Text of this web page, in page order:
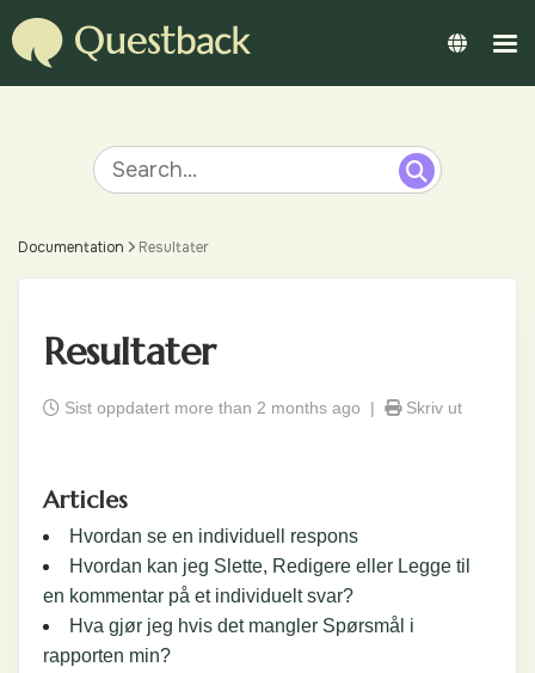
Documentation Resultater
Resultater
Sist oppdatert more than 2 months ago | Skriv ut
Articles
Hvordan se en individuell respons
Hvordan kan jeg Slette, Redigere eller Legge til
en kommentar på et individuelt svar?
Hva gjør jeg hvis det mangler Spørsmål i
rapporten min?